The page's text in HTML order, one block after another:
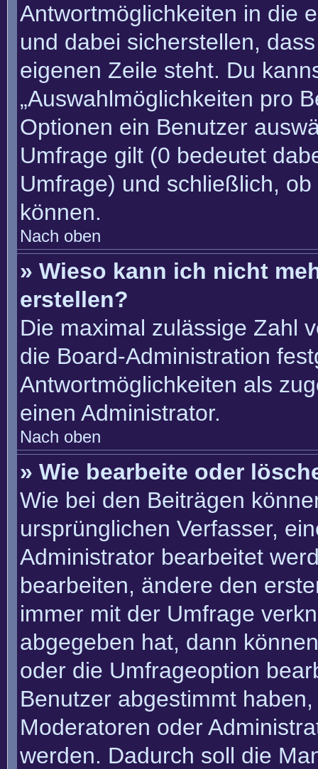
Antwortmöglichkeiten in die
und dabei sicherstellen,
eigenen Zeile steht. Du
„Auswahlmöglichkeiten pro
Optionen ein Benutzer
Umfrage gilt (0 bedeutet
Umfrage) und schließlich,
können.
Nach oben
» Wieso kann ich nicht
erstellen?
Die maximal zulässige Zahl
die Board-Administration
Antwortmöglichkeiten als
einen Administrator.
Nach oben
» Wie bearbeite oder
Wie bei den Beiträgen
ursprünglichen Verfasser,
Administrator bearbeitet
bearbeiten, ändere den
immer mit der Umfrage
abgegeben hat, dann
oder die Umfrageoption
Benutzer abgestimmt
Moderatoren oder
werden. Dadurch soll die